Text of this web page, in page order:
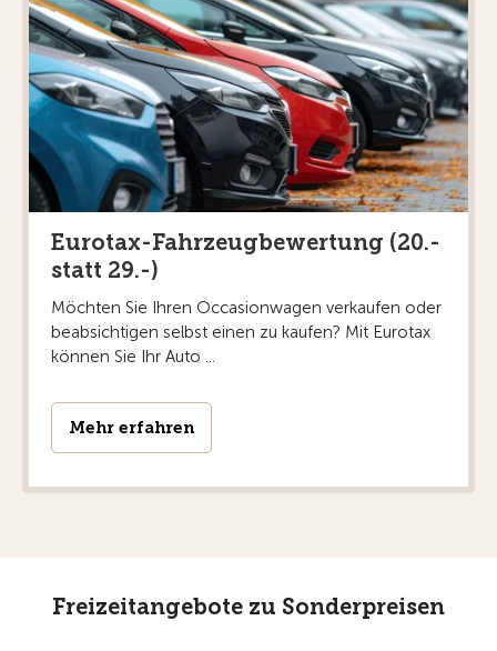
Eurotax-Fahrzeugbewertung (20.-
statt 29.-)
Möchten Sie Ihren Occasionwagen verkaufen oder
beabsichtigen selbst einen zu kaufen? Mit Eurotax
können Sie Ihr Auto ...
Mehr erfahren
Freizeitangebote zu Sonderpreisen